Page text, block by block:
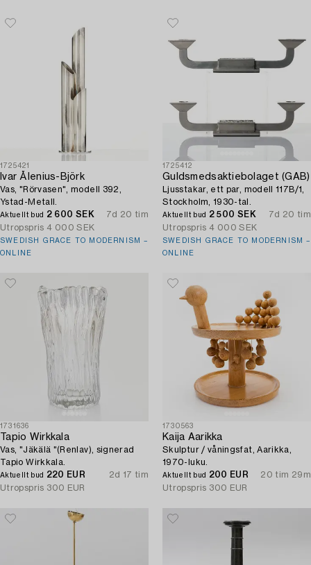
1725421
Ivar Ålenius-Björk
Vas, "Rörvasen", modell 392,
Ystad-Metall.
Aktuellt bud 2 600 SEK
7d 20 tim
Utropspris 4 000 SEK
SWEDISH GRACE TO MODERNISM –
ONLINE
1725412
Guldsmedsaktiebolaget (GAB)
Ljusstakar, ett par, modell 117B/1,
Stockholm, 1930-tal.
Aktuellt bud 2 500 SEK
7d 20 tim
Utropspris 4 000 SEK
SWEDISH GRACE TO MODERNISM –
ONLINE
1731636
Tapio Wirkkala
Vas, "Jäkälä "(Renlav), signerad
Tapio Wirkkala.
Aktuellt bud 220 EUR
2d 17 tim
Utropspris 300 EUR
1730563
Kaija Aarikka
Skulptur / våningsfat, Aarikka,
1970-luku.
Aktuellt bud 200 EUR
20 tim 29m
Utropspris 300 EUR